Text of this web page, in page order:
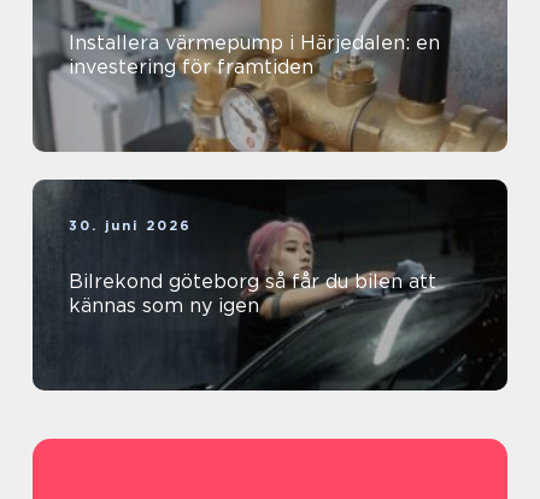
Installera värmepump i Härjedalen: en
investering för framtiden
30. juni 2026
Bilrekond göteborg så får du bilen att
kännas som ny igen